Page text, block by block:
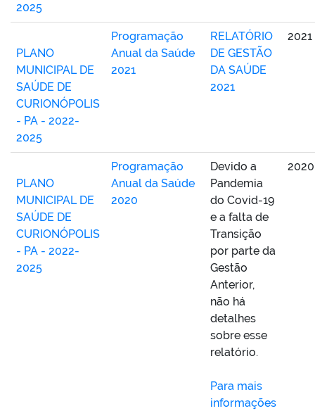
2025
PLANO
MUNICIPAL DE
SAÚDE DE
CURIONÓPOLIS
- PA - 2022-
2025
Programação
Anual da Saúde
2021
RELATÓRIO
DE GESTÃO
DA SAÚDE
2021
2021
PLANO
MUNICIPAL DE
SAÚDE DE
CURIONÓPOLIS
- PA - 2022-
2025
Programação
Anual da Saúde
2020
Devido a
Pandemia
do Covid-19
e a falta de
Transição
por parte da
Gestão
Anterior,
não há
detalhes
sobre esse
relatório.
Para mais
informações
2020